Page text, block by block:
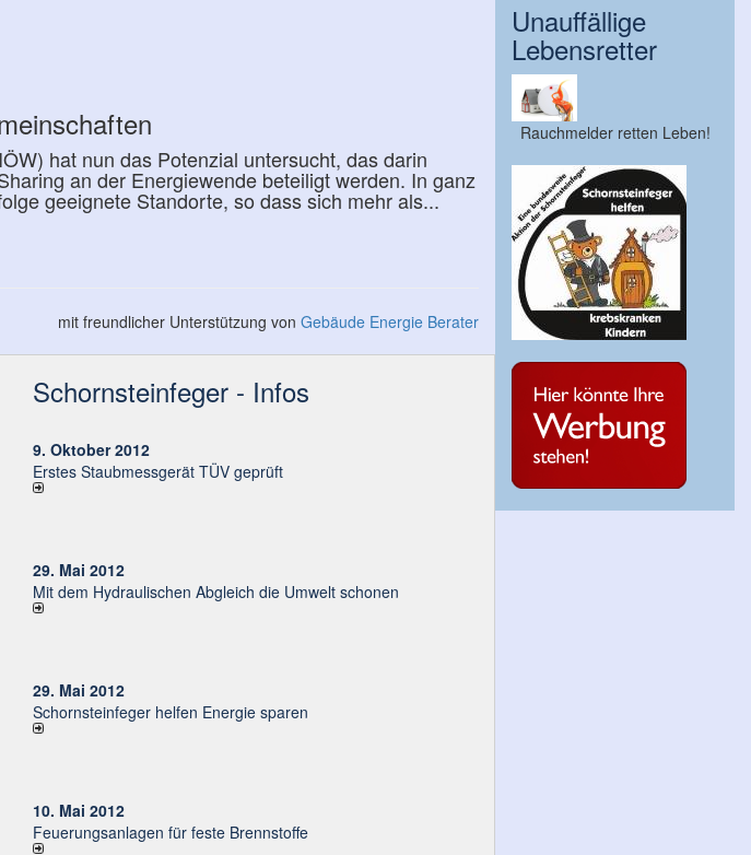
hat nun das Potenzial untersucht, das darin
an der Energiewende beteiligt werden. In ganz
geeignete Standorte, so dass sich mehr als...
mit freundlicher Unterstützung von Gebäude Energie Berater
Schornsteinfeger - Infos
9. Oktober 2012
Erstes Staubmessgerät TÜV geprüft
29. Mai 2012
Mit dem Hydraulischen Abgleich die Umwelt schonen
29. Mai 2012
Schornsteinfeger helfen Energie sparen
10. Mai 2012
Feuerungsanlagen für feste Brennstoffe
Unauffällige
Lebensretter
Rauchmelder retten Leben!